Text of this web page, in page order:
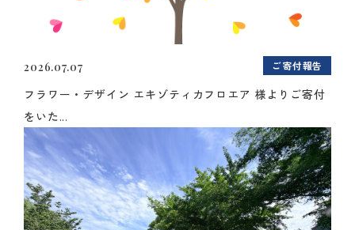
2026.07.07 ご寄付報告
フラワー・デザイン エキゾティカフロエア 様よりご寄付
をいた...